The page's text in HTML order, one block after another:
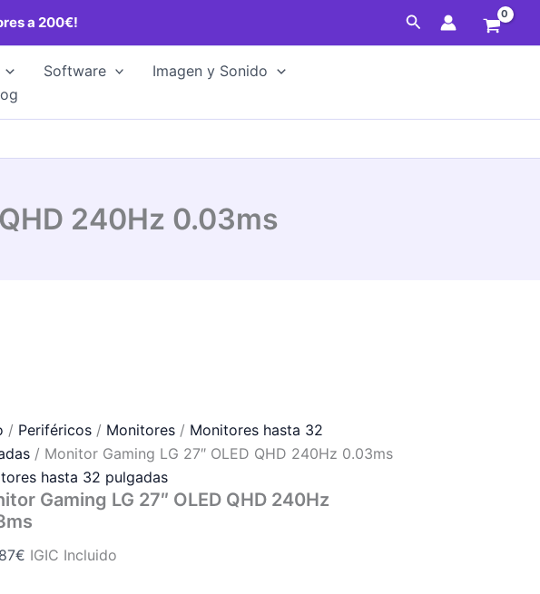
a 200€! Buscar
Software
Imagen y Sonido
240Hz 0.03ms
/ Periféricos/ Monitores/ Monitores hasta 32
/ Monitor Gaming LG 27″ OLED QHD 240Hz 0.03ms
hasta 32 pulgadas
Gaming LG 27″ OLED QHD 240Hz
€ IGIC Incluido